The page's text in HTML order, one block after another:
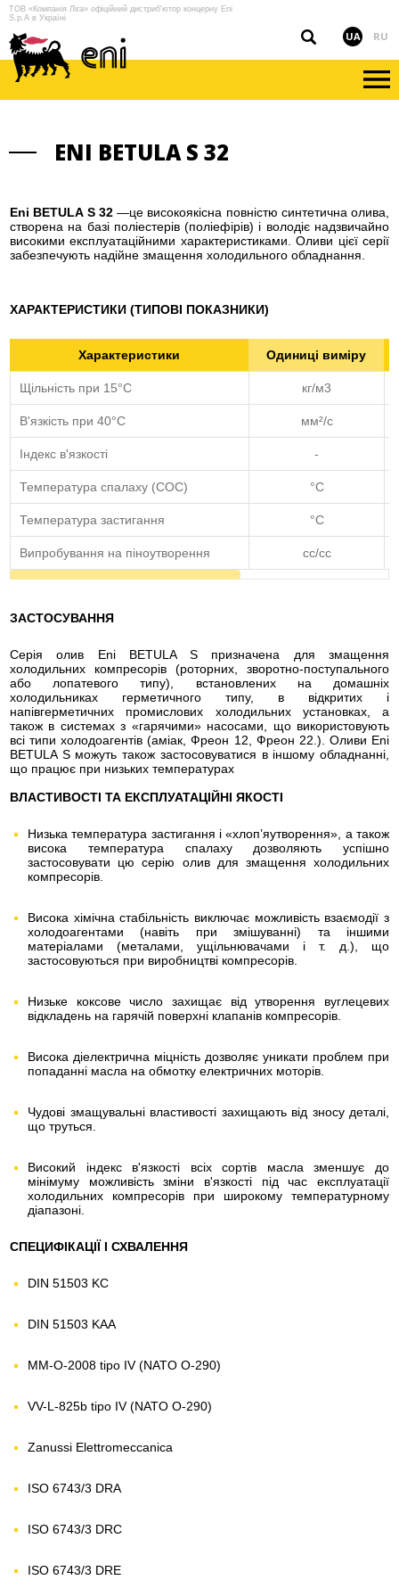
ТОВ «Компанія Ліга» офіційний дистриб'ютор концерну Eni
S.p.A в Україні
UA RU
ENI BETULA S 32
Eni BETULA S 32—це високоякісна повністю синтетична олива,
створена на базі поліестерів (поліефірів) і володіє надзвичайно
високими експлуатаційними характеристиками. Оливи цієї серії
забезпечують надійне змащення холодильного обладнання.
ХАРАКТЕРИСТИКИ (ТИПОВІ ПОКАЗНИКИ)
Характеристики Одиниці виміру
Щільність при 15°С кг/м3
В'язкість при 40°C мм²/с
Індекс в'язкості -
Температура спалаху (COC) °C
Температура застигання °C
Випробування на піноутворення сс/cc
ЗАСТОСУВАННЯ
Серія олив Eni BETULA S призначена для змащення
холодильних компресорів (роторних, зворотно-поступального
або лопатевого типу), встановлених на домашніх
холодильниках герметичного типу, в відкритих і
напівгерметичних промислових холодильних установках, а
також в системах з «гарячими» насосами, що використовують
всі типи холодоагентів (аміак, Фреон 12, Фреон 22.). Оливи Eni
BETULA S можуть також застосовуватися в іншому обладнанні,
що працює при низьких температурах
ВЛАСТИВОСТІ ТА ЕКСПЛУАТАЦІЙНІ ЯКОСТІ
Низька температура застигання і «хлоп’яутворення», а також
висока температура спалаху дозволяють успішно
застосовувати цю серію олив для змащення холодильних
компресорів.
Висока хімічна стабільність виключає можливість взаємодії з
холодоагентами (навіть при змішуванні) та іншими
матеріалами (металами, ущільнювачами і т. д.), що
застосовуються при виробництві компресорів.
Низьке коксове число захищає від утворення вуглецевих
відкладень на гарячій поверхні клапанів компресорів.
Висока діелектрична міцність дозволяє уникати проблем при
попаданні масла на обмотку електричних моторів.
Чудові змащувальні властивості захищають від зносу деталі,
що труться.
Високий індекс в'язкості всіх сортів масла зменшує до
мінімуму можливість зміни в'язкості під час експлуатації
холодильних компресорів при широкому температурному
діапазоні.
СПЕЦИФІКАЦІЇ І СХВАЛЕННЯ
DIN 51503 KC
DIN 51503 KAA
MM-O-2008 tipo IV (NATO O-290)
VV-L-825b tipo IV (NATO O-290)
Zanussi Elettromeccanica
ISO 6743/3 DRA
ISO 6743/3 DRC
ISO 6743/3 DRE